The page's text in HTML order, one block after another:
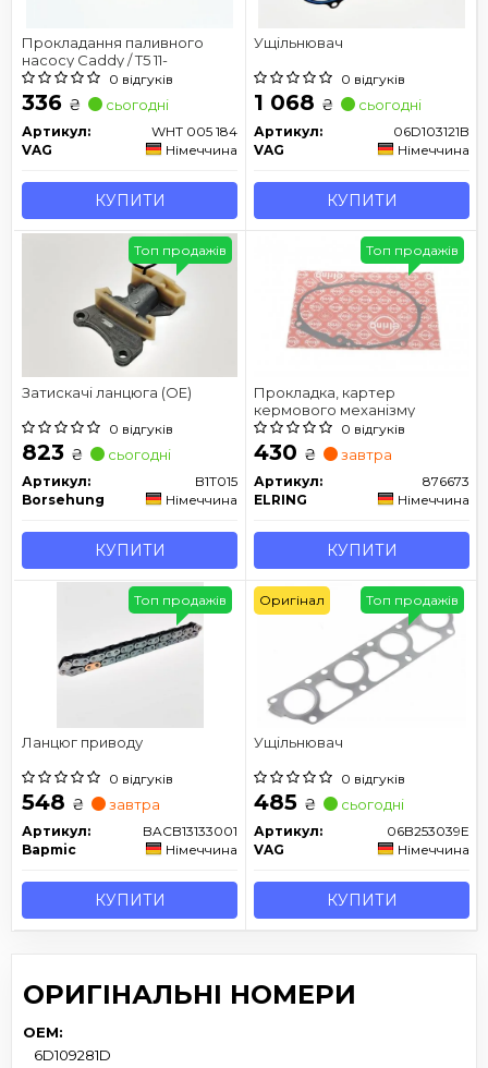
Прокладання паливного
насосу Caddy / T5 11-
0 відгуків
336 ₴ сьогодні
Артикул:
WHT 005 184
VAG
Німеччина
КУПИТИ
Ущільнювач
0 відгуків
1 068 ₴ сьогодні
Артикул:
06D103121B
VAG
Німеччина
КУПИТИ
Затискачі ланцюга (OE)
0 відгуків
823 ₴ сьогодні
Артикул:
B1T015
Borsehung
Німеччина
КУПИТИ
Топ продажів
Прокладка, картер
кермового механізму
0 відгуків
430 ₴ завтра
Артикул:
876673
ELRING
Німеччина
КУПИТИ
Топ продажів
Ланцюг приводу
0 відгуків
548 ₴ завтра
Артикул:
BACB13133001
Bapmic
Німеччина
КУПИТИ
Топ продажів
Ущільнювач
0 відгуків
485 ₴ сьогодні
Артикул:
06B253039E
VAG
Німеччина
КУПИТИ
Топ продажів
Оригінал
ОРИГІНАЛЬНІ НОМЕРИ
OEM:
6D109281D